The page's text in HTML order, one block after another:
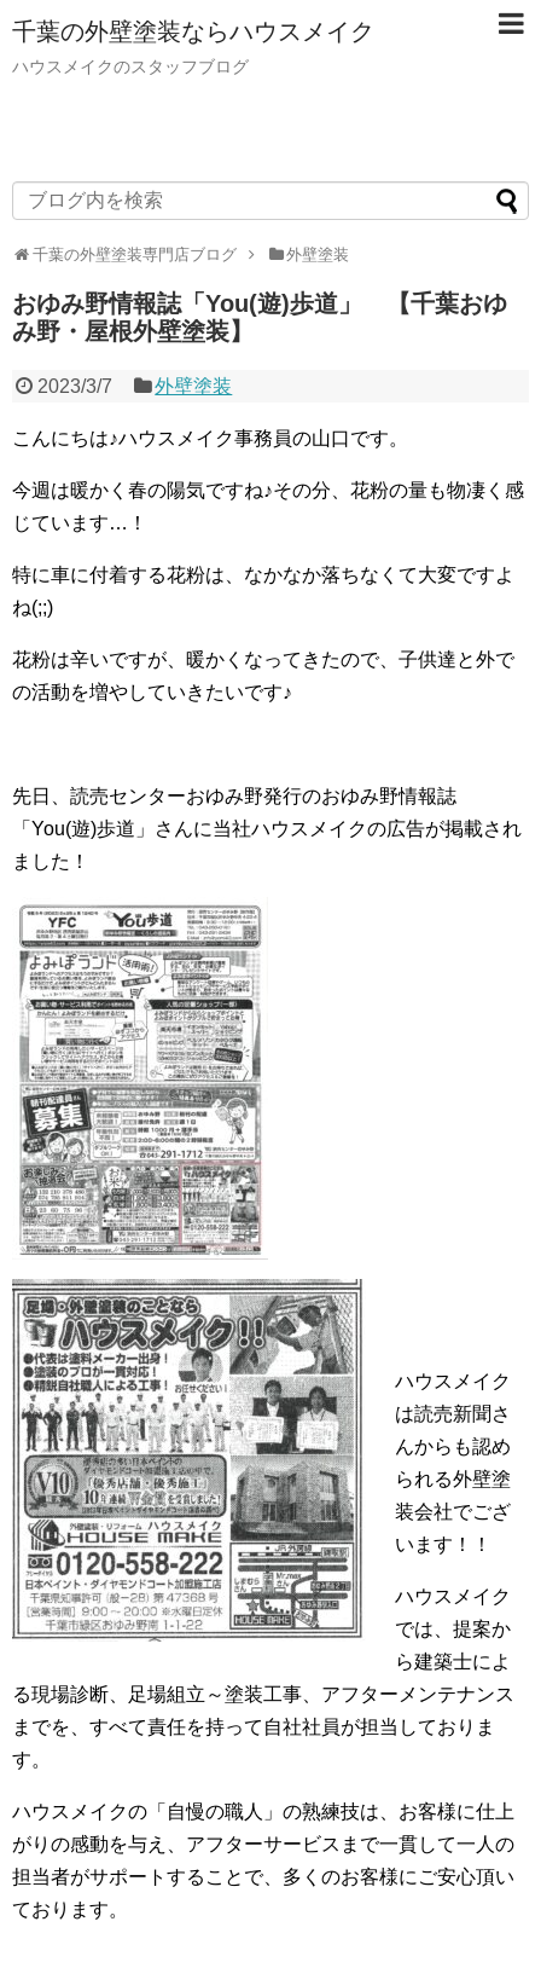
千葉の外壁塗装ならハウスメイク
ハウスメイクのスタッフブログ
千葉の外壁塗装専門店ブログ 外壁塗装
おゆみ野情報誌「You(遊)歩道」 【千葉おゆ
み野・屋根外壁塗装】
2023/3/7 外壁塗装
こんにちは♪ハウスメイク事務員の山口です。
今週は暖かく春の陽気ですね♪その分、花粉の量も物凄く感
じています…！
特に車に付着する花粉は、なかなか落ちなくて大変ですよ
ね(;;)
花粉は辛いですが、暖かくなってきたので、子供達と外で
の活動を増やしていきたいです♪
先日、読売センターおゆみ野発行のおゆみ野情報誌
「You(遊)歩道」さんに当社ハウスメイクの広告が掲載され
ました！
ハウスメイク
は読売新聞さ
んからも認め
られる外壁塗
装会社でござ
います！！
ハウスメイク
では、提案か
ら建築士によ
る現場診断、足場組立～塗装工事、アフターメンテナンス
までを、すべて責任を持って自社社員が担当しておりま
す。
ハウスメイクの「自慢の職人」の熟練技は、お客様に仕上
がりの感動を与え、アフターサービスまで一貫して一人の
担当者がサポートすることで、多くのお客様にご安心頂い
ております。